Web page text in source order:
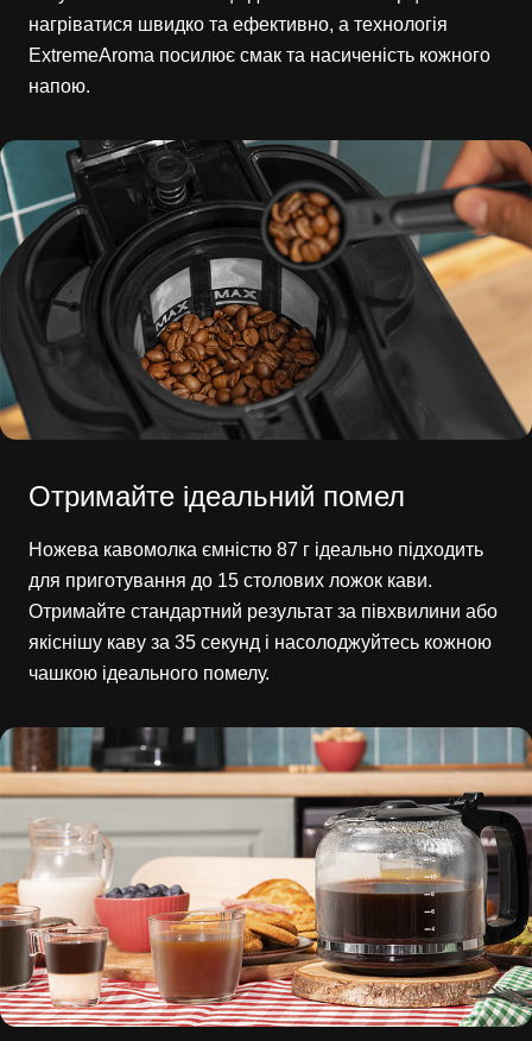
нагріватися швидко та ефективно, а технологія
ExtremeAroma посилює смак та насиченість кожного
напою.
Отримайте ідеальний помел
Ножева кавомолка ємністю 87 г ідеально підходить
для приготування до 15 столових ложок кави.
Отримайте стандартний результат за півхвилини або
якіснішу каву за 35 секунд і насолоджуйтесь кожною
чашкою ідеального помелу.